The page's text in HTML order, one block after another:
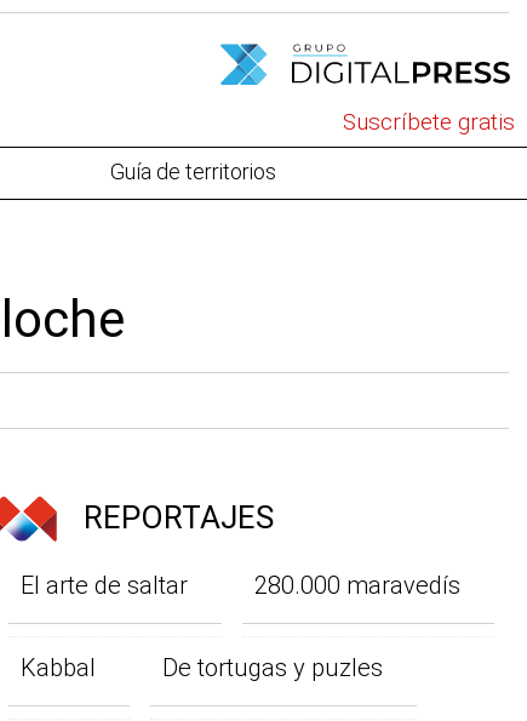
Suscríbete gratis
Guía de territorios
REPORTAJES
El arte de saltar 280.000 maravedís
Kabbal De tortugas y puzles